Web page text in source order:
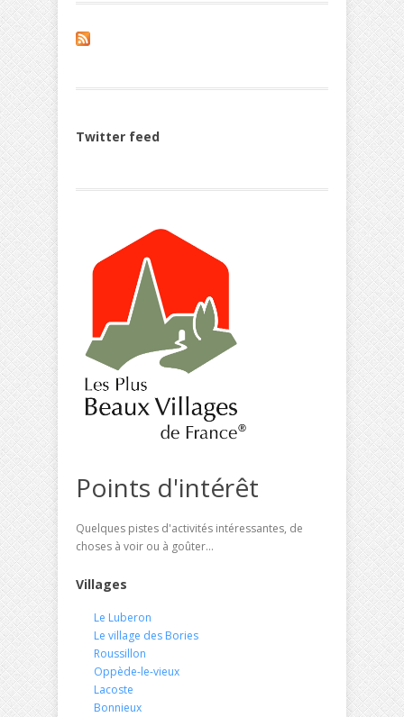
Twitter feed
Points d'intérêt
Quelques pistes d'activités intéressantes, de
choses à voir ou à goûter...
Villages
Le Luberon
Le village des Bories
Roussillon
Oppède-le-vieux
Lacoste
Bonnieux